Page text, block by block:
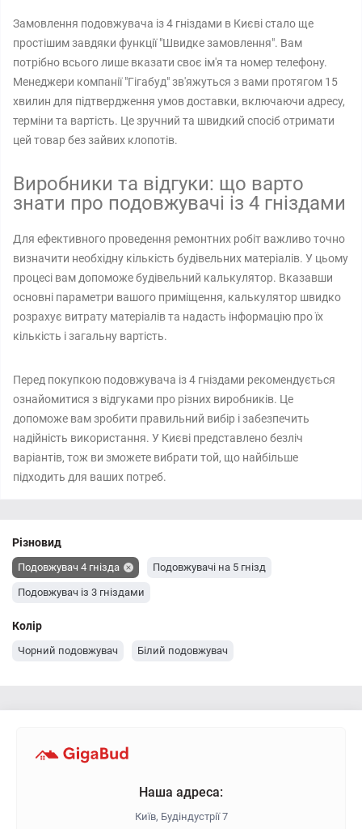
Замовлення подовжувача із 4 гніздами в Києві стало ще
простішим завдяки функції "Швидке замовлення". Вам
потрібно всього лише вказати своє ім'я та номер телефону.
Менеджери компанії "Гігабуд" зв'яжуться з вами протягом 15
хвилин для підтвердження умов доставки, включаючи адресу,
терміни та вартість. Це зручний та швидкий спосіб отримати
цей товар без зайвих клопотів.
Виробники та відгуки: що варто
знати про подовжувачі із 4 гніздами
Для ефективного проведення ремонтних робіт важливо точно
визначити необхідну кількість будівельних матеріалів. У цьому
процесі вам допоможе будівельний калькулятор. Вказавши
основні параметри вашого приміщення, калькулятор швидко
розрахує витрату матеріалів та надасть інформацію про їх
кількість і загальну вартість.
Перед покупкою подовжувача із 4 гніздами рекомендується
ознайомитися з відгуками про різних виробників. Це
допоможе вам зробити правильний вибір і забезпечить
надійність використання. У Києві представлено безліч
варіантів, тож ви зможете вибрати той, що найбільше
підходить для ваших потреб.
Різновид
Подовжувач 4 гнізда Подовжувачі на 5 гнізд
Подовжувач із 3 гніздами
Колір
Чорний подовжувач Білий подовжувач
Наша адреса:
Київ, Будіндустрії 7